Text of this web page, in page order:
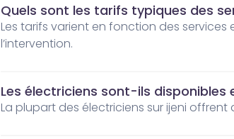
Quels sont les tarifs typiques des
Les tarifs varient en fonction des services et des électriciens. Contactez-les directement pour avoir une idée claire sur le coût de
l’intervention.
Les électriciens sont-ils disponibles
La plupart des électriciens sur ijeni